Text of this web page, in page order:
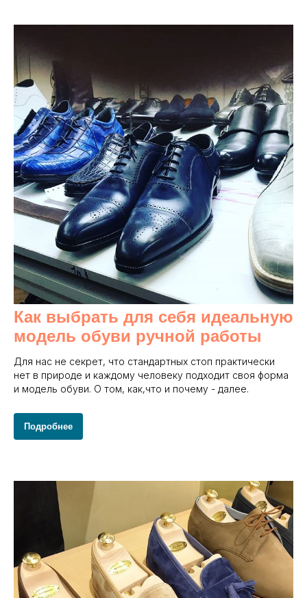
Как выбрать для себя идеальную
модель обуви ручной работы
Для нас не секрет, что стандартных стоп практически
нет в природе и каждому человеку подходит своя форма
и модель обуви. О том, как,что и почему - далее.
Подробнее